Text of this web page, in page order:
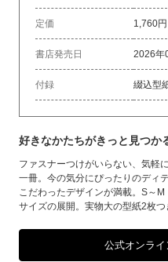
定価 1,760円
書店発売日 2026年
付録 綴込型
好きなかたちがきっと見つか
ファスナーつけがいらない、気軽
一冊。今の気分にぴったりのディ
こだわったデザインが満載。S～
サイズの展開。実物大の型紙2枚つ
公式オンラ